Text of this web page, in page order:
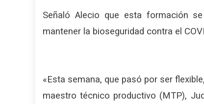
Señaló Alecio que esta formación
mantener la bioseguridad contra el
«Esta semana, que pasó por ser
maestro técnico productivo (MTP),